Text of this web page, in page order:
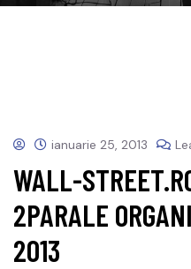
ianuarie 25, 2013
WALL-
2PARALE
2013